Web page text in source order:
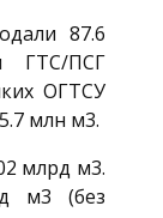
87.6
ГТС/ПСГ
ОГТСУ
млн м3.
млрд м3.
м3 (без